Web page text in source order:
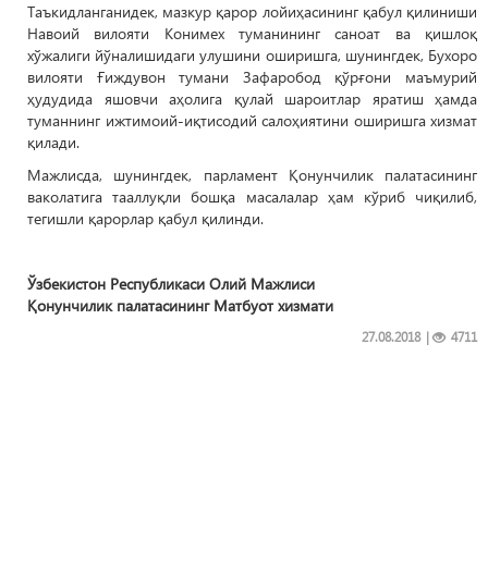
Таъкидланганидек, мазкур қарор лойиҳасининг қабул қилиниши
Навоий вилояти Конимех туманининг саноат ва қишлоқ
хўжалиги йўналишидаги улушини оширишга, шунингдек, Бухоро
вилояти Ғиждувон тумани Зафаробод қўрғони маъмурий
ҳудудида яшовчи аҳолига қулай шароитлар яратиш ҳамда
туманнинг ижтимоий-иқтисодий салоҳиятини оширишга хизмат
қилади.
Мажлисда, шунингдек, парламент Қонунчилик палатасининг
ваколатига тааллуқли бошқа масалалар ҳам кўриб чиқилиб,
тегишли қарорлар қабул қилинди.
Ўзбекистон Республикаси Олий Мажлиси
Қонунчилик палатасининг Матбуот хизмати
| 4711
27.08.2018